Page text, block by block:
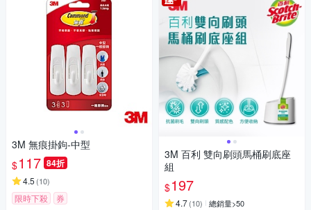
3M 無痕掛鉤-中型
$117 84折
4.5 (10)
限時下殺 券
3M 百利 雙向刷頭馬桶刷底座
組
$197
4.7(10) 總銷量>50